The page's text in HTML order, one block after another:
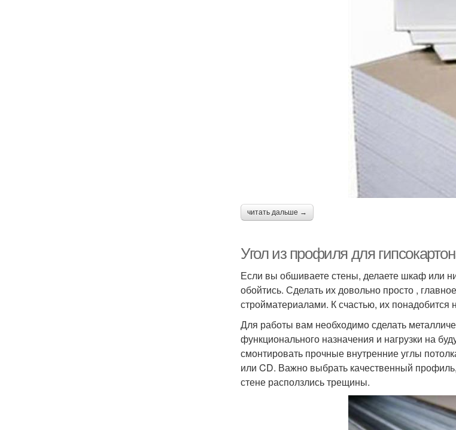
читать дальше →
Угол из профиля для
Если вы обшиваете стены, делаете шкаф или
обойтись. Сделать их довольно просто ,
стройматериалами. К счастью, их понадобится
Для работы вам необходимо сделать
функционального назначения и нагрузки на
смонтировать прочные внутренние углы
или CD. Важно выбрать качественный
стене расползлись трещины.